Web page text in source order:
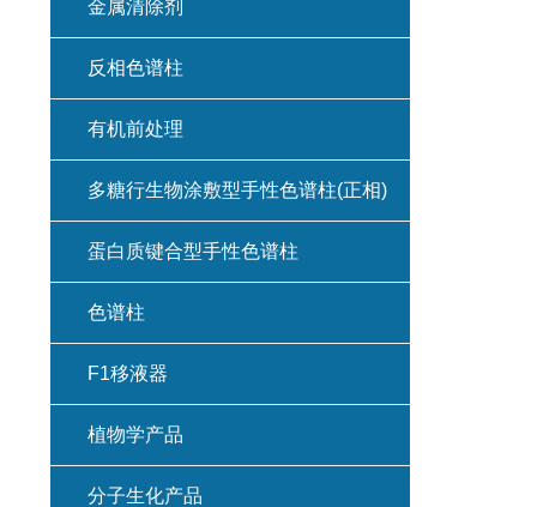
金属清除剂
反相色谱柱
有机前处理
多糖行生物涂敷型手性色谱柱(正相)
蛋白质键合型手性色谱柱
色谱柱
F1移液器
植物学产品
分子生化产品